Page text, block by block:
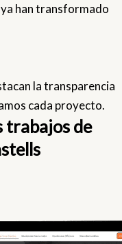
han transformado
la transparencia
cada proyecto.
trabajos de